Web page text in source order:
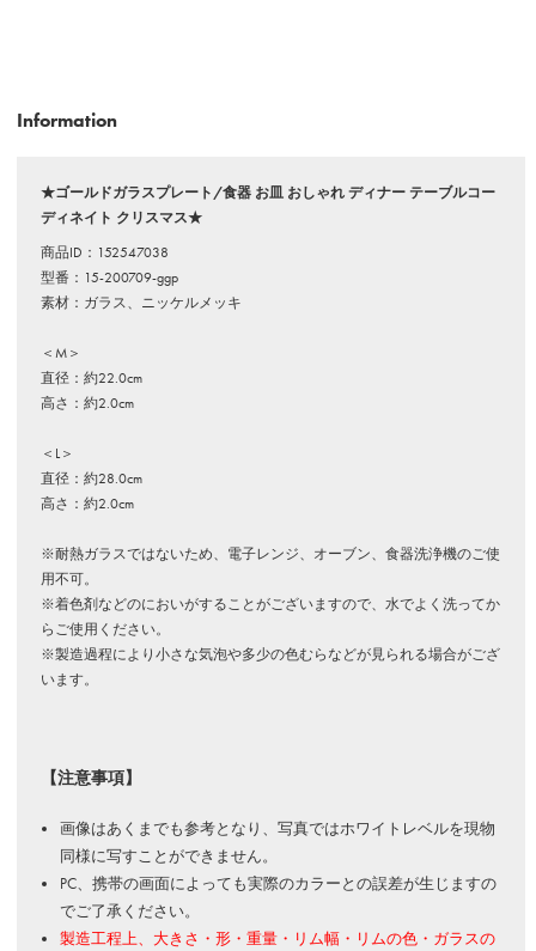
Information
★ゴールドガラスプレート/食器 お皿 おしゃれ ディナー テーブルコー
ディネイト クリスマス★
商品ID：152547038
型番：15-200709-ggp
素材：ガラス、ニッケルメッキ
＜M＞
直径：約22.0cm
高さ：約2.0cm
＜L＞
直径：約28.0cm
高さ：約2.0cm
※耐熱ガラスではないため、電子レンジ、オーブン、食器洗浄機のご使
用不可。
※着色剤などのにおいがすることがございますので、水でよく洗ってか
らご使用ください。
※製造過程により小さな気泡や多少の色むらなどが見られる場合がござ
います。
【注意事項】
画像はあくまでも参考となり、写真ではホワイトレベルを現物
同様に写すことができません。
PC、携帯の画面によっても実際のカラーとの誤差が生じますの
でご了承ください。
製造工程上、大きさ・形・重量・リム幅・リムの色・ガラスの